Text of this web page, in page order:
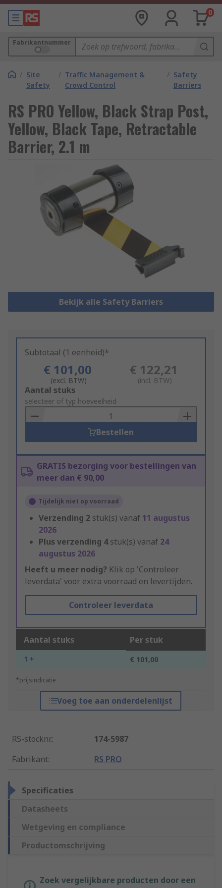
0
Fabrikantnummer
/ Site
Safety
/ Traffic Management &
Crowd Control
/ Safety
Barriers
RS PRO Yellow, Black Strap Post,
Yellow, Black Tape, Retractable
Barrier, 2.1 m
Bekijk alle Safety Barriers
Subtotaal (1 eenheid)*
€ 101,00
(excl. BTW)
€ 122,21
(incl. BTW)
Add
to
Basket
Aantal stuks
selecteer of typ hoeveelheid
Bestellen
GRATIS bezorging voor bestellingen van
meer dan € 90,00
Tijdelijk niet op voorraad
Verzending 2 stuk(s) vanaf 11 augustus
2026
Plus verzending 4stuk(s) vanaf 24
augustus 2026
Heeft u meer nodig? Klik op 'Controleer
leverdata' voor extra voorraad en levertijden.
Controleer leverdata
Aantal stuks Per stuk
1 + € 101,00
*prijsindicatie
Voeg toe aan onderdelenlijst
RS-stocknr.:
174-5987
Fabrikant: RS PRO
Specificaties
Datasheets
Wetgeving en compliance
Productomschrijving
Zoek vergelijkbare producten door een